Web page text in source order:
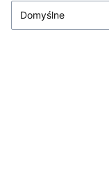
Domyślne